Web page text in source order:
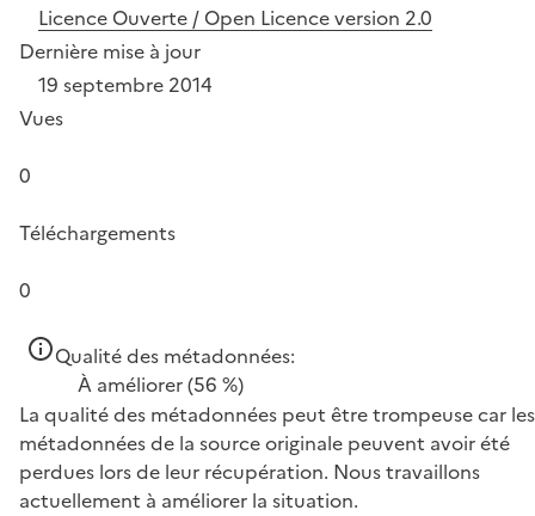
Licence Ouverte / Open Licence version 2.0
Dernière mise à jour
19 septembre 2014
Vues
0
Téléchargements
0
Qualité des métadonnées:
À améliorer(56 %)
La qualité des métadonnées peut être trompeuse car les
métadonnées de la source originale peuvent avoir été
perdues lors de leur récupération. Nous travaillons
actuellement à améliorer la situation.